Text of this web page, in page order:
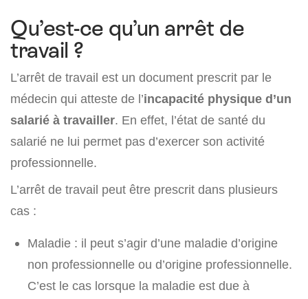
Qu’est-ce qu’un arrêt de
travail ?
L’arrêt de travail est un document prescrit par le
médecin qui atteste de l’incapacité physique d’un
salarié à travailler. En effet, l’état de santé du
salarié ne lui permet pas d’exercer son activité
professionnelle.
L’arrêt de travail peut être prescrit dans plusieurs
cas :
Maladie : il peut s’agir d’une maladie d’origine
non professionnelle ou d’origine professionnelle.
C’est le cas lorsque la maladie est due à